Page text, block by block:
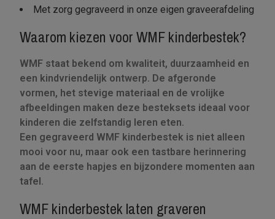
Met zorg gegraveerd in onze eigen graveerafdeling
Waarom kiezen voor WMF kinderbestek?
WMF staat bekend om kwaliteit, duurzaamheid en
een kindvriendelijk ontwerp. De afgeronde
vormen, het stevige materiaal en de vrolijke
afbeeldingen maken deze besteksets ideaal voor
kinderen die zelfstandig leren eten.
Een gegraveerd WMF kinderbestek is niet alleen
mooi voor nu, maar ook een tastbare herinnering
aan de eerste hapjes en bijzondere momenten aan
tafel.
WMF kinderbestek laten graveren